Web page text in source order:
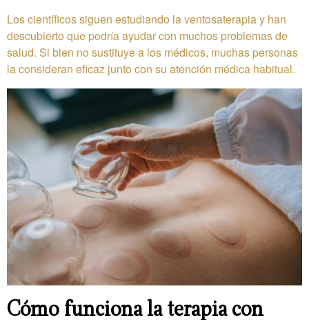
Los científicos siguen estudiando la ventosaterapia y han
descubierto que podría ayudar con muchos problemas de
salud. Si bien no sustituye a los médicos, muchas personas
la consideran eficaz junto con su atención médica habitual.
Cómo funciona la terapia con